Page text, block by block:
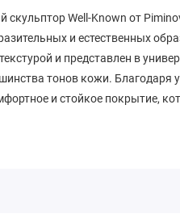
Well-Known от
и естественных
и представлен в
тонов кожи. Благодаря
и стойкое покрытие,